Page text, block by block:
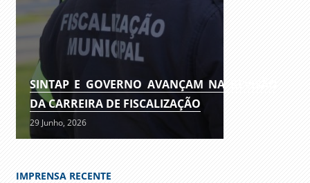
SINTAP E GOVERNO AVANÇAM NA REVISÃO
DA CARREIRA DE FISCALIZAÇÃO
29 Junho, 2026
IMPRENSA RECENTE